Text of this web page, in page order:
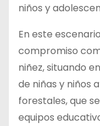
niños y
En este
compromiso
niñez, situando
de niñas y niños
forestales, que
equipos